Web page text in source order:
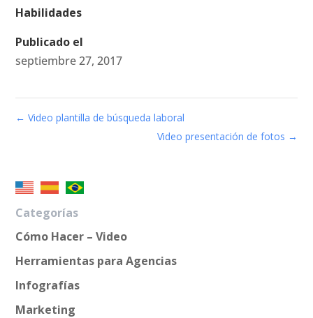
Habilidades
Publicado el
septiembre 27, 2017
← Video plantilla de búsqueda laboral
Video presentación de fotos →
Categorías
Cómo Hacer – Video
Herramientas para Agencias
Infografías
Marketing